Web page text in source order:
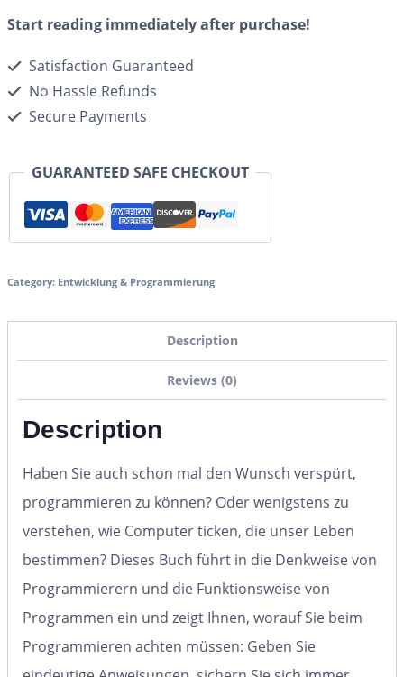
Start reading immediately after purchase!
Satisfaction Guaranteed
No Hassle Refunds
Secure Payments
GUARANTEED SAFE CHECKOUT
Category: Entwicklung & Programmierung
Description
Reviews (0)
Description
Haben Sie auch schon mal den Wunsch verspürt,
programmieren zu können? Oder wenigstens zu
verstehen, wie Computer ticken, die unser Leben
bestimmen? Dieses Buch führt in die Denkweise von
Programmierern und die Funktionsweise von
Programmen ein und zeigt Ihnen, worauf Sie beim
Programmieren achten müssen: Geben Sie